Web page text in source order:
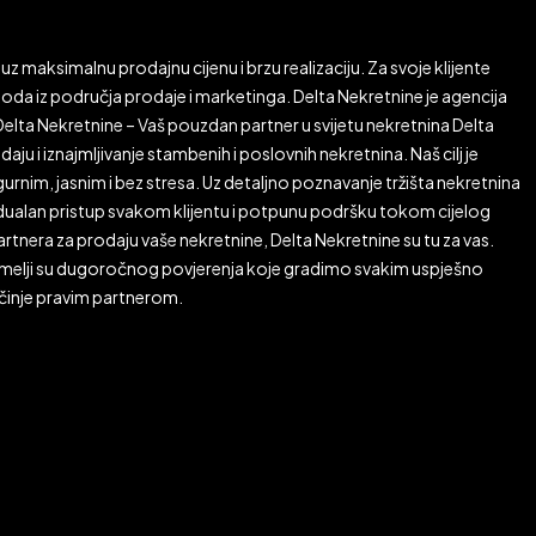
maksimalnu prodajnu cijenu i brzu realizaciju. Za svoje klijente
iz područja prodaje i marketinga. Delta Nekretnine je agencija
Nekretnine – Vaš pouzdan partner u svijetu nekretnina Delta
i iznajmljivanje stambenih i poslovnih nekretnina. Naš cilj je
jasnim i bez stresa. Uz detaljno poznavanje tržišta nekretnina
pristup svakom klijentu i potpunu podršku tokom cijelog
za prodaju vaše nekretnine, Delta Nekretnine su tu za vas.
su dugoročnog povjerenja koje gradimo svakim uspješno
pravim partnerom.